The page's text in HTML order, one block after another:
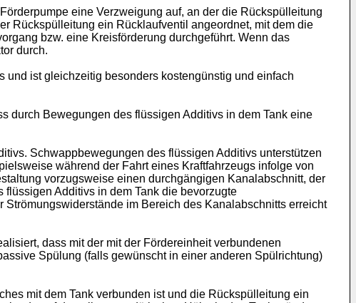
eine Verzweigung auf, an der die Rückspülleitung
Rückspülleitung ein Rücklaufventil angeordnet, mit dem die
bzw. eine Kreisförderung durchgeführt. Wenn das
durch.
ist gleichzeitig besonders kostengünstig und einfach
durch Bewegungen des flüssigen Additivs in dem Tank eine
Schwappbewegungen des flüssigen Additivs unterstützen
während der Fahrt eines Kraftfahrzeugs infolge von
vorzugsweise einen durchgängigen Kanalabschnitt, der
Additivs in dem Tank die bevorzugte
im Bereich des Kanalabschnitts erreicht
dass mit der mit der Fördereinheit verbundenen
Spülung (falls gewünscht in einer anderen Spülrichtung)
mit dem Tank verbunden ist und die Rückspülleitung ein